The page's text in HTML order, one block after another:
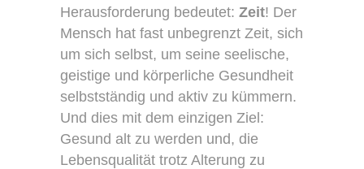
Herausforderung bedeutet: Zeit! Der
Mensch hat fast unbegrenzt Zeit, sich
um sich selbst, um seine seelische,
geistige und körperliche Gesundheit
selbstständig und aktiv zu kümmern.
Und dies mit dem einzigen Ziel:
Gesund alt zu werden und, die
Lebensqualität trotz Alterung zu